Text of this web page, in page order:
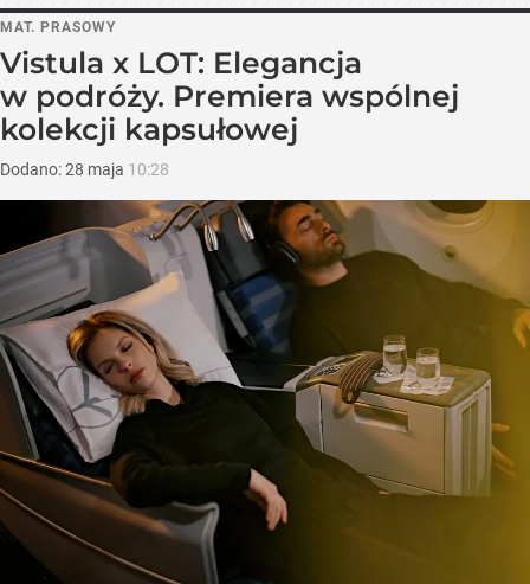
MAT. PRASOWY
Vistula x LOT: Elegancja
w podróży. Premiera wspólnej
kolekcji kapsułowej
Dodano:28 maja 10:28